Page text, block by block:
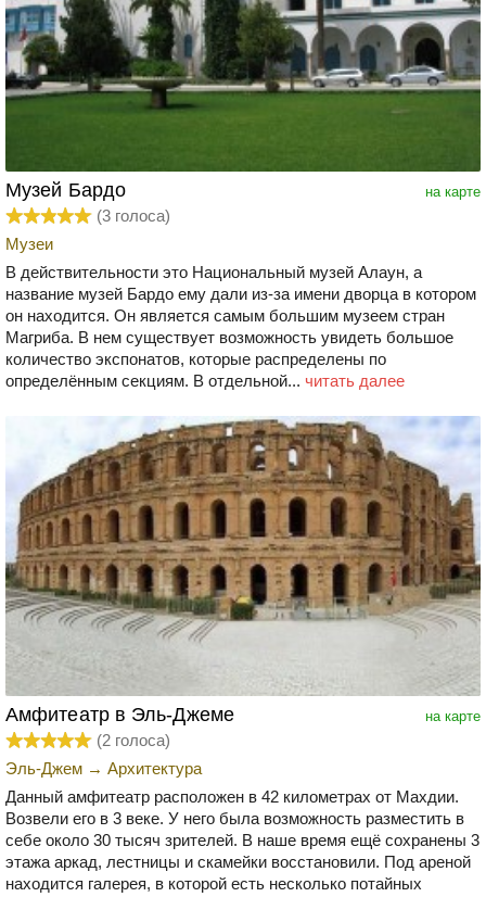
на карте
Музей Бардо
(3 голоса)
Музеи
В действительности это Национальный музей Алаун, а
название музей Бардо ему дали из-за имени дворца в котором
он находится. Он является самым большим музеем стран
Магриба. В нем существует возможность увидеть большое
количество экспонатов, которые распределены по
определённым секциям. В отдельной... читать далее
на карте
Амфитеатр в Эль-Джеме
(2 голоса)
Эль-Джем → Архитектура
Данный амфитеатр расположен в 42 километрах от Махдии.
Возвели его в 3 веке. У него была возможность разместить в
себе около 30 тысяч зрителей. В наше время ещё сохранены 3
этажа аркад, лестницы и скамейки восстановили. Под ареной
находится галерея, в которой есть несколько потайных